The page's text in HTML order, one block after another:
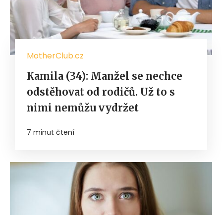
MotherClub.cz
Kamila (34): Manžel se nechce
odstěhovat od rodičů. Už to s
nimi nemůžu vydržet
7 minut čtení